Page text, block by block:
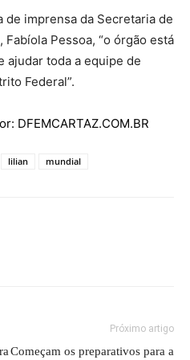
de imprensa da Secretaria de
Pessoa, “o órgão está
ajudar toda a equipe de
Federal”.
DFEMCARTAZ.COM.BR
lilian mundial
Próximo artigo
Começam os preparativos para a